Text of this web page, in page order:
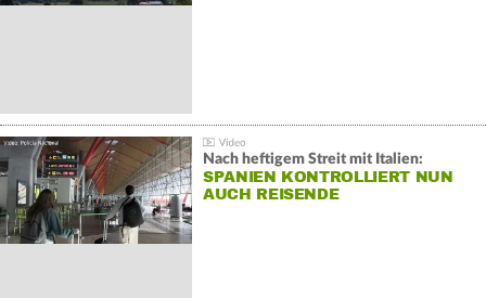
Nach heftigem Streit mit Italien:
SPANIEN KONTROLLIERT NUN
AUCH REISENDE